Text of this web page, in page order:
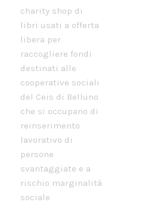
charity shop di
libri usati a offerta
libera per
raccogliere fondi
destinati alle
cooperative sociali
del Ceis di Belluno
che si occupano di
reinserimento
lavorativo di
persone
svantaggiate e a
rischio marginalità
sociale